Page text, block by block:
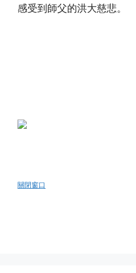
感受到師父的洪大慈悲。
關閉窗口